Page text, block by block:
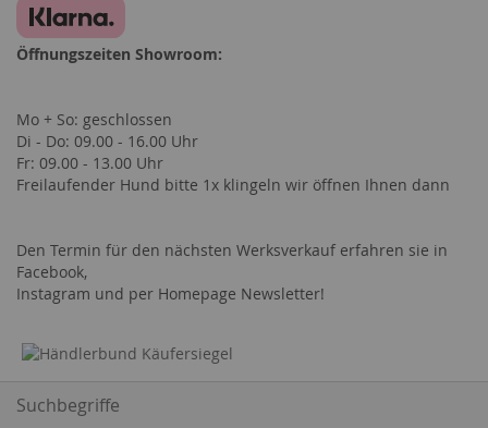
Öffnungszeiten Showroom:
Mo + So: geschlossen
Di - Do: 09.00 - 16.00 Uhr
Fr: 09.00 - 13.00 Uhr
Freilaufender Hund bitte 1x klingeln wir öffnen Ihnen dann
Den Termin für den nächsten Werksverkauf erfahren sie in
Facebook,
Instagram und per Homepage Newsletter!
Suchbegriffe